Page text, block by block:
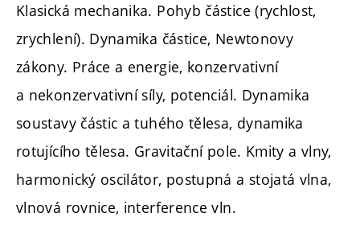
Klasická mechanika. Pohyb částice (rychlost,
zrychlení). Dynamika částice, Newtonovy
zákony. Práce a energie, konzervativní
a nekonzervativní síly, potenciál. Dynamika
soustavy částic a tuhého tělesa, dynamika
rotujícího tělesa. Gravitační pole. Kmity a vlny,
harmonický oscilátor, postupná a stojatá vlna,
vlnová rovnice, interference vln.